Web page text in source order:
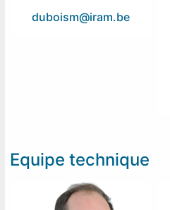
duboism@iram.be
Equipe technique